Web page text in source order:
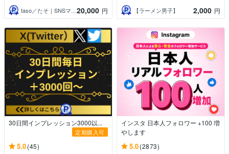
taso／たそ｜SNSマーケター 20,000 円 【ラーメン男子】 2,000 円
30日間インプレッション3000以...
定期購入可
5.0(45)
インスタ 日本人フォロワー +100 増
やします
5.0(2873)